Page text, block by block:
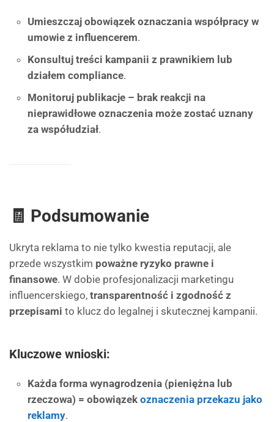
Umieszczaj obowiązek oznaczania współpracy w
umowie z influencerem.
Konsultuj treści kampanii z prawnikiem lub
działem compliance.
Monitoruj publikacje – brak reakcji na
nieprawidłowe oznaczenia może zostać uznany
za współudział.
🧾 Podsumowanie
Ukryta reklama to nie tylko kwestia reputacji, ale
przede wszystkim poważne ryzyko prawne i
finansowe. W dobie profesjonalizacji marketingu
influencerskiego, transparentność i zgodność z
przepisami to klucz do legalnej i skutecznej kampanii.
Kluczowe wnioski:
Każda forma wynagrodzenia (pieniężna lub
rzeczowa) = obowiązek oznaczenia przekazu jako
reklamy.